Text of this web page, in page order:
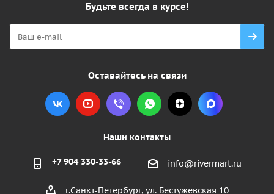
Будьте всегда в курсе!
Оставайтесь на связи
Наши контакты
+7 904 330-33-66 info@rivermart.ru
г.Санкт-Петербург, ул. Бестужевская 10